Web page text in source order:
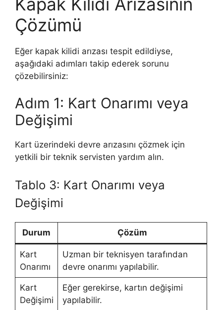
Çözümü
Eğer kapak kilidi arızası tespit edildiyse,
aşağıdaki adımları takip ederek sorunu
çözebilirsiniz:
Adım 1: Kart Onarımı veya
Değişimi
Kart üzerindeki devre arızasını çözmek için
yetkili bir teknik servisten yardım alın.
Tablo 3: Kart Onarımı veya
Değişimi
Durum Çözüm
Kart
Onarımı
Uzman bir teknisyen tarafından
devre onarımı yapılabilir.
Kart
Değişimi
Eğer gerekirse, kartın değişimi
yapılabilir.